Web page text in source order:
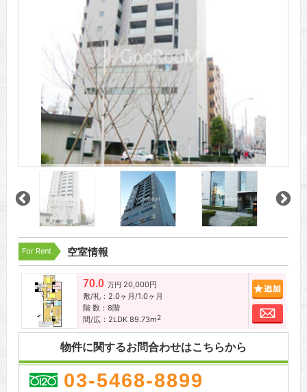
For Rent 空室情報
70.0 万円 20,000円
敷/礼：2.0ヶ月/1.0ヶ月
階 数：8階
間/広：2LDK 89.73m2
お問
物件に関するお問合わせはこちらから
03-5468-8899